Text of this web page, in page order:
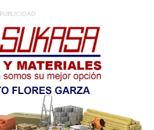
PUBLICIDAD